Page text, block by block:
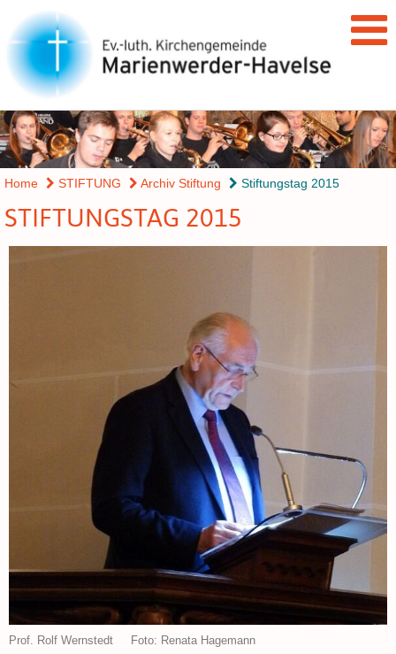
Home STIFTUNG Archiv Stiftung Stiftungstag 2015
STIFTUNGSTAG 2015
Prof. Rolf Wernstedt Foto: Renata Hagemann